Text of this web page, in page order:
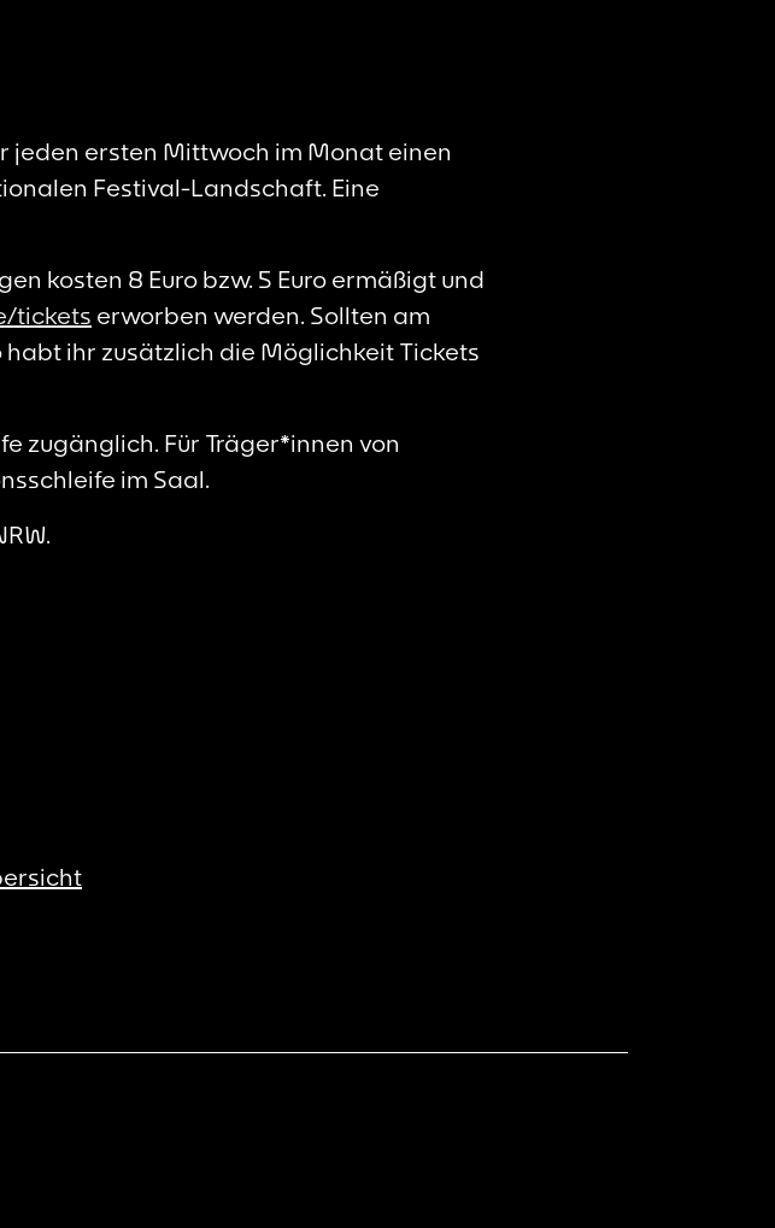
jeden ersten Mittwoch im Monat einen
Festival-Landschaft. Eine
kosten 8 Euro bzw. 5 Euro ermäßigt und
tickets erworben werden. Sollten am
ihr zusätzlich die Möglichkeit Tickets
zugänglich. Für Träger*innen von
im Saal.